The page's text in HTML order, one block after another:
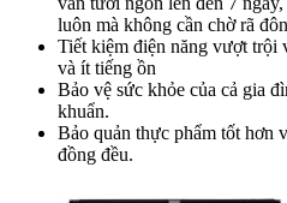
luôn mà không cần chờ rã
Tiết kiệm điện năng vượt trội
và ít tiếng ồn
Bảo vệ sức khỏe của cả gia
khuẩn.
Bảo quản thực phẩm tốt hơn
đồng đều.